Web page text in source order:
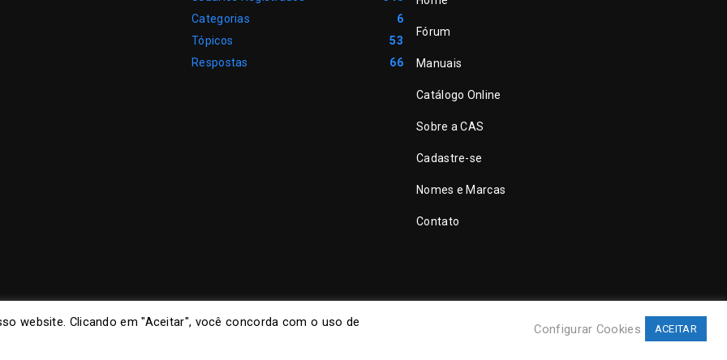
Categorias
6
Tópicos
53
Respostas
66
Fórum
Manuais
Catálogo Online
Sobre a CAS
Cadastre-se
Nomes e Marcas
Contato
website. Clicando em "Aceitar", você concorda com o uso de
Configurar Cookies ACEITAR